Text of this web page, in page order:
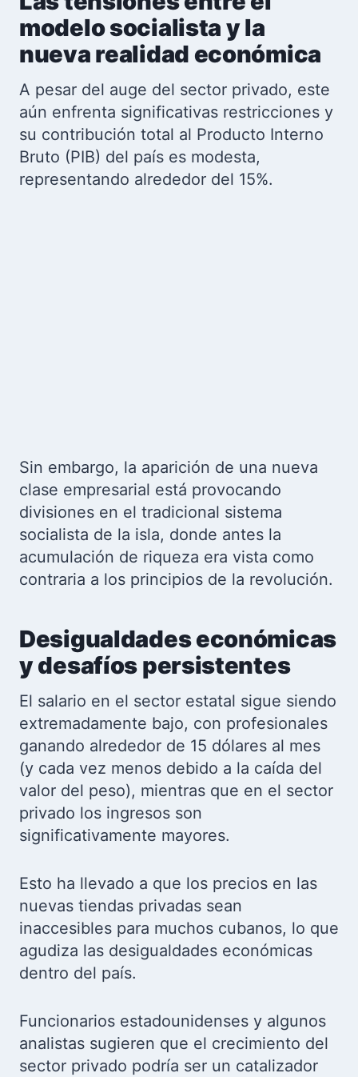
modelo socialista y la
nueva realidad económica
A pesar del auge del sector privado, este
aún enfrenta significativas restricciones y
su contribución total al Producto Interno
Bruto (PIB) del país es modesta,
representando alrededor del 15%.
Sin embargo, la aparición de una nueva
clase empresarial está provocando
divisiones en el tradicional sistema
socialista de la isla, donde antes la
acumulación de riqueza era vista como
contraria a los principios de la revolución.
Desigualdades económicas
y desafíos persistentes
El salario en el sector estatal sigue siendo
extremadamente bajo, con profesionales
ganando alrededor de 15 dólares al mes
(y cada vez menos debido a la caída del
valor del peso), mientras que en el sector
privado los ingresos son
significativamente mayores.
Esto ha llevado a que los precios en las
nuevas tiendas privadas sean
inaccesibles para muchos cubanos, lo que
agudiza las desigualdades económicas
dentro del país.
Funcionarios estadounidenses y algunos
analistas sugieren que el crecimiento del
sector privado podría ser un catalizador